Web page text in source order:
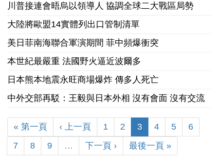
川普接連會晤烏以領導人 協調全球二大戰區局勢
大陸將歐盟14實體列出口管制清單
美日菲南海聯合軍演期間 菲中頻爆衝突
本世紀最嚴重 法國野火逼近波爾多
日本熊本地震永旺商場爆炸 傳多人死亡
中外交部再駁：王毅與日本外相 沒有會面 沒有交流
« 第一頁 ‹ 上一頁 1 2 3 4 5
6
7
8 9 … 下一頁 › 最後一頁 »